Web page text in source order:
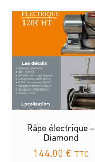
Râpe électrique –
Diamond
144,00 € TTC